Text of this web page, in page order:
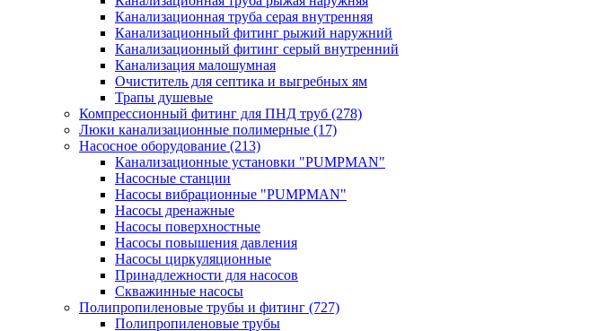
Канализационная труба серая внутренняя
Канализационный фитинг рыжий наружний
Канализационный фитинг серый внутренний
Канализация малошумная
Очиститель для септика и выгребных ям
Трапы душевые
Компрессионный фитинг для ПНД труб (278)
Люки канализационные полимерные (17)
Насосное оборудование (213)
Канализационные установки "PUMPMAN"
Насосные станции
Насосы вибрационные "PUMPMAN"
Насосы дренажные
Насосы поверхностные
Насосы повышения давления
Насосы циркуляционные
Принадлежности для насосов
Скважинные насосы
Полипропиленовые трубы и фитинг (727)
Полипропиленовые трубы